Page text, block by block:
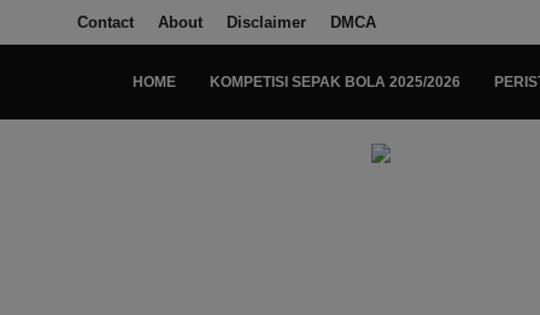
Contact About Disclaimer DMCA
HOME KOMPETISI SEPAK BOLA 2025/2026